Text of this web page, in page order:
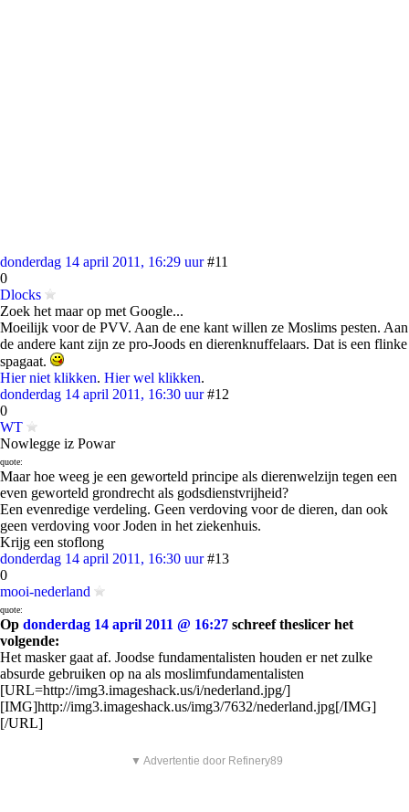
donderdag 14 april 2011, 16:29 uur #11
0
Dlocks
Zoek het maar op met Google...
Moeilijk voor de PVV. Aan de ene kant willen ze Moslims pesten. Aan
de andere kant zijn ze pro-Joods en dierenknuffelaars. Dat is een flinke
spagaat.
Hier niet klikken. Hier wel klikken.
donderdag 14 april 2011, 16:30 uur #12
0
WT
Nowlegge iz Powar
quote:
Maar hoe weeg je een geworteld principe als dierenwelzijn tegen een
even geworteld grondrecht als godsdienstvrijheid?
Een evenredige verdeling. Geen verdoving voor de dieren, dan ook
geen verdoving voor Joden in het ziekenhuis.
Krijg een stoflong
donderdag 14 april 2011, 16:30 uur #13
0
mooi-nederland
quote:
Op donderdag 14 april 2011 @ 16:27 schreef theslicer het
volgende:
Het masker gaat af. Joodse fundamentalisten houden er net zulke
absurde gebruiken op na als moslimfundamentalisten
[URL=http://img3.imageshack.us/i/nederland.jpg/]
[IMG]http://img3.imageshack.us/img3/7632/nederland.jpg[/IMG]
[/URL]
▼ Advertentie door Refinery89